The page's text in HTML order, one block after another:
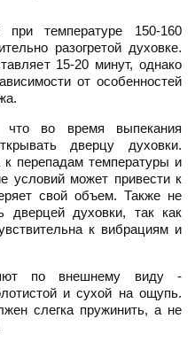
температуре 150-160
разогретой духовке.
15-20 минут, однако
от особенностей
что во время выпекания
дверцу духовки.
к перепадам температуры и
условий может привести к
свой объем. Также не
дверцей духовки, так как
к вибрациям и
по внешнему виду -
и сухой на ощупь.
слегка пружинить, а не